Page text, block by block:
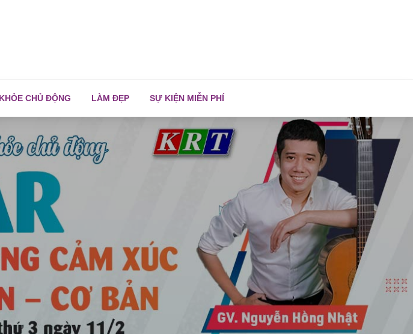
CHỦ ĐỘNG LÀM ĐẸP SỰ KIỆN MIỄN PHÍ